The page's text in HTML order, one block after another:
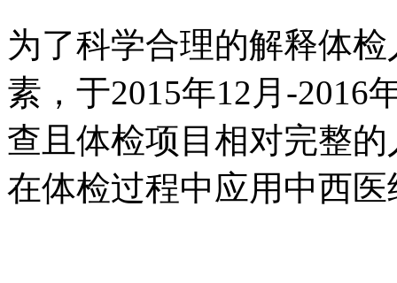
为了科学合理的解释体
素，于2015年12月-2016
查且体检项目相对完整
在体检过程中应用中西